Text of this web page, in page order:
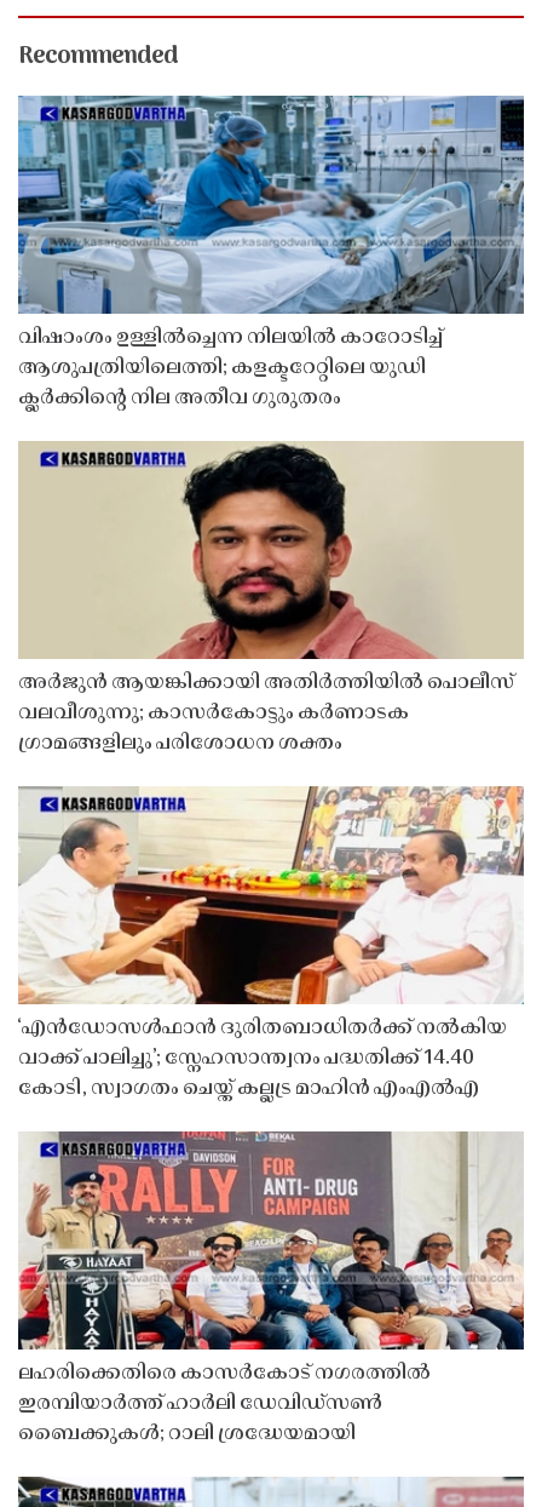
Recommended
വിഷാംശം ഉള്ളിൽച്ചെന്ന നിലയിൽ കാറോടിച്ച്
ആശുപത്രിയിലെത്തി; കളക്ടറേറ്റിലെ യുഡി
ക്ലർക്കിൻ്റെ നില അതീവ ഗുരുതരം
അർജുൻ ആയങ്കിക്കായി അതിർത്തിയിൽ പൊലീസ്
വലവീശുന്നു; കാസർകോട്ടും കർണാടക
ഗ്രാമങ്ങളിലും പരിശോധന ശക്തം
‘എൻഡോസൾഫാൻ ദുരിതബാധിതർക്ക് നൽകിയ
വാക്ക് പാലിച്ചു’; സ്നേഹസാന്ത്വനം പദ്ധതിക്ക് 14.40
കോടി, സ്വാഗതം ചെയ്ത് കല്ലട്ര മാഹിൻ എംഎൽഎ
ലഹരിക്കെതിരെ കാസർകോട് നഗരത്തിൽ
ഇരമ്പിയാർത്ത് ഹാർലി ഡേവിഡ്‌സൺ
ബൈക്കുകൾ; റാലി ശ്രദ്ധേയമായി